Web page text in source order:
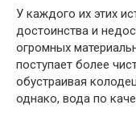
У каждого их этих
достоинства и
огромных
поступает более
обустраивая
однако, вода по